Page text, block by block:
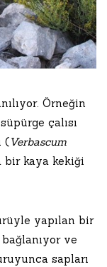
Örneğin
çalısı
(Verbascum
bir kaya kekiği
yapılan bir
ve
sapları